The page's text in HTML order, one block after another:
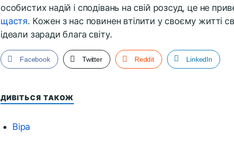
особистих надій і сподівань на свій розсуд, це не
щастя. Кожен з нас повинен втілити у своєму житті
ідеали заради блага світу.
Facebook Twitter Reddit LinkedIn
ДИВІТЬСЯ ТАКОЖ
Віра